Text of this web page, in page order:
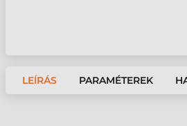
LEÍRÁS PARAMÉTEREK